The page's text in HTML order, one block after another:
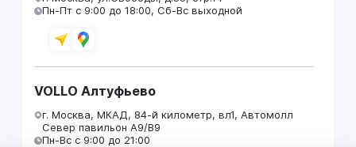
Пн-Пт с 9:00 до 18:00, Сб-Вс выходной
VOLLO Алтуфьево
г. Москва, МКАД, 84-й километр, вл1, Автомолл
Север павильон А9/В9
Пн-Вс с 9:00 до 21:00